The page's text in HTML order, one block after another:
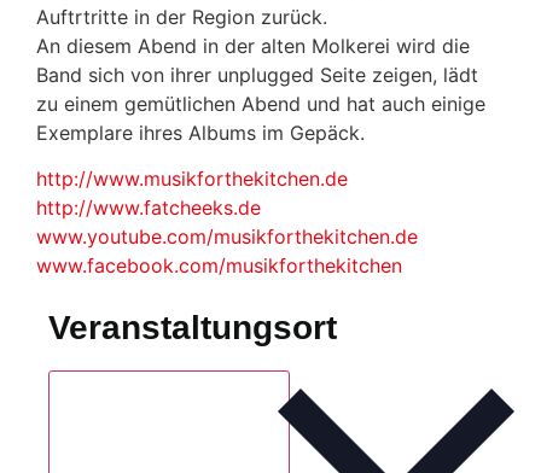
Auftrtritte in der Region zurück.
An diesem Abend in der alten Molkerei wird die
Band sich von ihrer unplugged Seite zeigen, lädt
zu einem gemütlichen Abend und hat auch einige
Exemplare ihres Albums im Gepäck.
http://www.musikforthekitchen.de
http://www.fatcheeks.de
www.youtube.com/musikforthekitchen.de
www.facebook.com/musikforthekitchen
Veranstaltungsort